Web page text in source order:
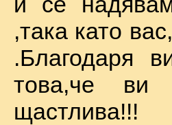
,така като
.Благодаря
това,че
щастлива!!!